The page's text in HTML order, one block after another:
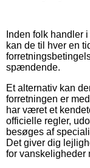
Inden folk handler
kan de til hver en
spændende.
Et alternativ kan
forretningen er
har været et
officielle regler,
besøges af
Det giver dig
for vanskeligheder